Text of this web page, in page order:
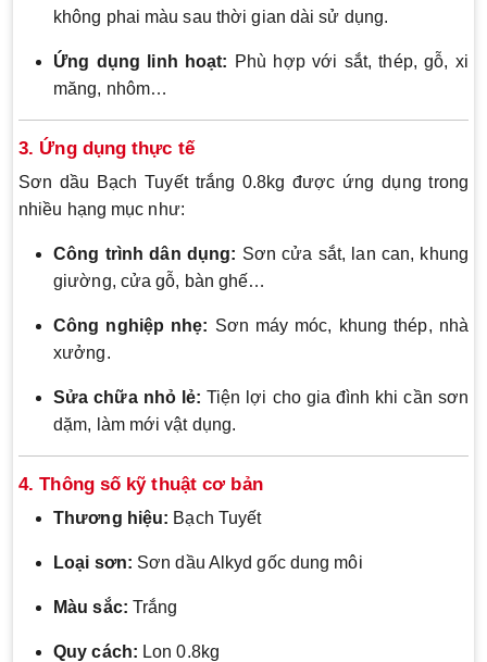
không phai màu sau thời gian dài sử dụng.
Ứng dụng linh hoạt: Phù hợp với sắt, thép, gỗ, xi
măng, nhôm…
3. Ứng dụng thực tế
Sơn dầu Bạch Tuyết trắng 0.8kg được ứng dụng trong
nhiều hạng mục như:
Công trình dân dụng: Sơn cửa sắt, lan can, khung
giường, cửa gỗ, bàn ghế…
Công nghiệp nhẹ: Sơn máy móc, khung thép, nhà
xưởng.
Sửa chữa nhỏ lẻ: Tiện lợi cho gia đình khi cần sơn
dặm, làm mới vật dụng.
4. Thông số kỹ thuật cơ bản
Thương hiệu: Bạch Tuyết
Loại sơn: Sơn dầu Alkyd gốc dung môi
Màu sắc: Trắng
Quy cách: Lon 0.8kg